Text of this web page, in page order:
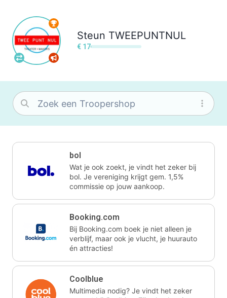
Steun TWEEPUNTNUL
€ 17
bol
Wat je ook zoekt, je vindt het zeker bij
bol. Je vereniging krijgt gem. 1,5%
commissie op jouw aankoop.
Booking.com
Bij Booking.com boek je niet alleen je
verblijf, maar ook je vlucht, je huurauto
én attracties!
Coolblue
Multimedia nodig? Je vindt het zeker